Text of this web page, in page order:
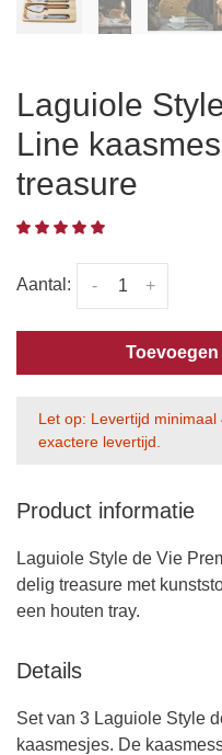
Laguiole
Line
treasure
Aantal: +
-
Let op: Levertijd
exactere levertijd.
Product informatie
Laguiole Style de Vie
delig treasure met
een houten tray.
Details
Set van 3 Laguiole Style
kaasmesjes. De